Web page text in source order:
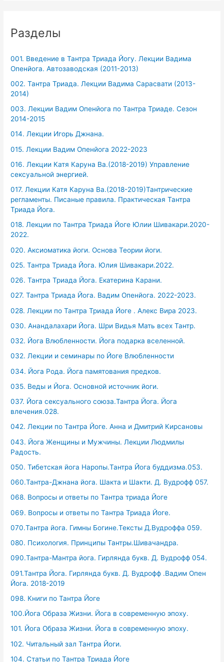
Разделы
001. Введение в Тантра Триада Йогу. Лекции Вадима
Опенйога. Автозаводская (2011-2013)
002. Тантра Триада. Лекции Вадима Сарасвати (2013-
2014)
003. Лекции Вадим Опенйога по Тантра Триаде. Сезон
2014-2015
014. Лекции Игорь Джнана.
015. Лекции Вадим Опенйога 2022-2023
016. Лекции Катя Каруна Ва.(2018-2019) Управление
сексуальной энергией.
017. Лекции Катя Каруна Ва.(2018-2019)Тантрические
регламенты. Писаные правила. Практическая Тантра
Триада Йога.
018. Лекции по Тантра Триада Йоге Юлии Шивакари.2020-
2022.
020. Аксиоматика йоги. Основа Теории йоги.
025. Тантра Триада Йога. Юлия Шивакари.2022.
026. Тантра Триада Йога. Екатерина Карани.
027. Тантра Триада Йога. Вадим Опенйога. 2022-2023.
028. Лекции по Тантра Триада Йоге . Алекс Вира 2023.
030. Анандалахари Йога. Шри Видья Мать всех Тантр.
032. Йога Влюбленности. Йога подарка вселенной.
032. Лекции и семинары по Йоге Влюбленности
034. Йога Рода. Йога памятования предков.
035. Веды и Йога. Основной источник йоги.
037. Йога сексуального союза.Тантра Йога. Йога
влечения.028.
042. Лекции по Тантра Йоге. Анна и Дмитрий Кирсановы
043. Йога Женщины и Мужчины. Лекции Людмилы
Радость.
050. Тибетская йога Наропы.Тантра Йога буддизма.053.
060.Тантра-Джнана йога. Шакта и Шакти. Д. Вудрофф 057.
068. Вопросы и ответы по Тантра триада Йоге
069. Вопросы и ответы по Тантра Триада Йоге.
070.Тантра йога. Гимны Богине.Тексты Д.Вудроффа 059.
080. Психология. Принципы Тантры.Шивачандра.
090.Тантра-Мантра йога. Гирлянда букв. Д. Вудрофф 054.
091.Тантра Йога. Гирлянда букв. Д. Вудрофф .Вадим Опен
Йога. 2018-2019
098. Книги по Тантра Йоге
100.Йога Образа Жизни. Йога в современную эпоху.
101. Йога Образа Жизни. Йога в современную эпоху.
102. Читальный зал Тантра Йоги.
104. Статьи по Тантра Триада Йоге